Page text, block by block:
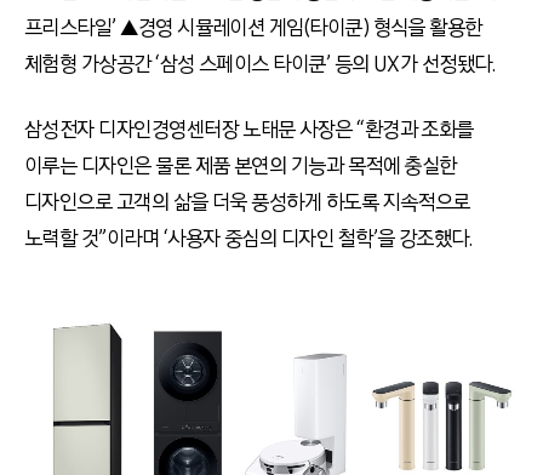
프리스타일’▲경영 시뮬레이션 게임(타이쿤) 형식을 활용한
체험형 가상공간‘삼성 스페이스 타이쿤’등의 UX가 선정됐다.
삼성전자 디자인경영센터장 노태문 사장은“환경과 조화를
이루는 디자인은 물론 제품 본연의 기능과 목적에 충실한
디자인으로 고객의 삶을 더욱 풍성하게 하도록 지속적으로
노력할 것”이라며 ‘사용자 중심의 디자인 철학’을 강조했다.